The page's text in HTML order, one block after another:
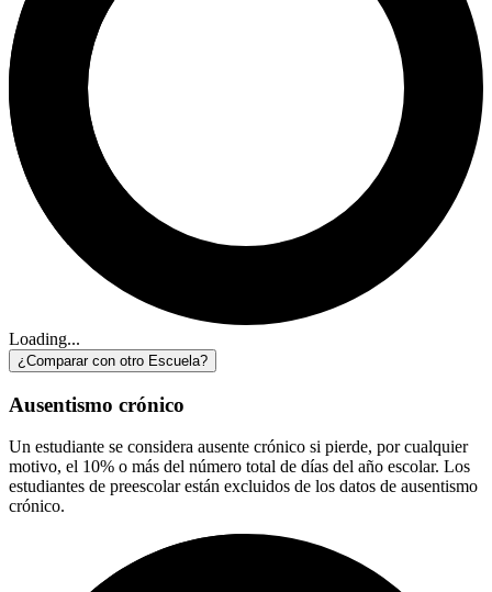
Loading...
¿Comparar con otro Escuela?
Ausentismo crónico
Un estudiante se considera ausente crónico si pierde, por cualquier
motivo, el 10% o más del número total de días del año escolar. Los
estudiantes de preescolar están excluidos de los datos de ausentismo
crónico.